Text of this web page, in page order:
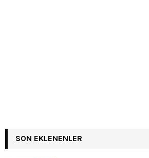
SON EKLENENLER